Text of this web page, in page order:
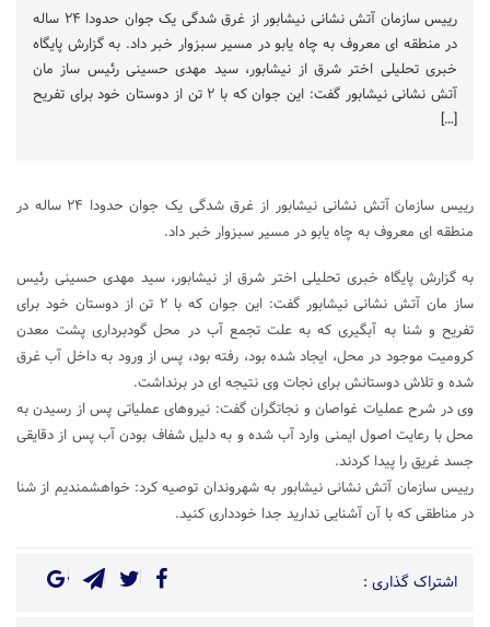
رییس سازمان آتش نشانی نیشابور از غرق شدگی یک جوان حدودا ۲۴ ساله
در منطقه ای معروف به چاه یابو در مسیر سبزوار خبر داد. به گزارش پایگاه
خبری تحلیلی اختر شرق از نیشابور، سید مهدی حسینی رئیس ساز مان
آتش نشانی نیشابور گفت: این جوان که با ۲ تن از دوستان خود برای تفریح
[…]
رییس سازمان آتش نشانی نیشابور از غرق شدگی یک جوان حدودا ۲۴ ساله در
منطقه ای معروف به چاه یابو در مسیر سبزوار خبر داد.
به گزارش پایگاه خبری تحلیلی اختر شرق از نیشابور، سید مهدی حسینی رئیس
ساز مان آتش نشانی نیشابور گفت: این جوان که با ۲ تن از دوستان خود برای
تفریح و شنا به آبگیری که به علت تجمع آب در محل گودبرداری پشت معدن
کرومیت موجود در محل، ایجاد شده بود، رفته بود، پس از ورود به داخل آب غرق
شده و تلاش دوستانش برای نجات وی نتیجه ای در برنداشت.
وی در شرح عملیات غواصان و نجاتگران گفت: نیروهای عملیاتی پس از رسیدن به
محل با رعایت اصول ایمنی وارد آب شده و به دلیل شفاف بودن آب پس از دقایقی
جسد غریق را پیدا کردند.
رییس سازمان آتش نشانی نیشابور به شهروندان توصیه کرد: خواهشمندیم از شنا
در مناطقی که با آن آشنایی ندارید جدا خودداری کنید.
اشتراک گذاری :